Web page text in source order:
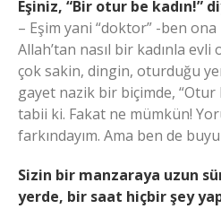
Eşiniz, “Bir otur be kadın!”
– Eşim yani “doktor” -ben
Allah’tan nasıl bir kadınla
çok sakin, dingin, oturduğu
gayet nazik bir biçimde, “Otur
tabii ki. Fakat ne mümkün!
farkındayım. Ama ben de
Sizin bir manzaraya uzun
yerde, bir saat hiçbir şey